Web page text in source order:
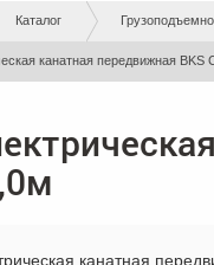
Каталог
канатная передвижная BKS